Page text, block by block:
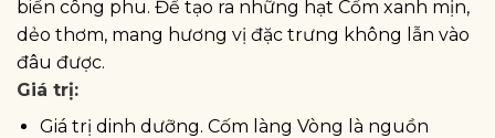
biến công phu. Để tạo ra những hạt Cốm xanh mịn,
dẻo thơm, mang hương vị đặc trưng không lẫn vào
đâu được.
Giá trị:
Giá trị dinh dưỡng. Cốm làng Vòng là nguồn